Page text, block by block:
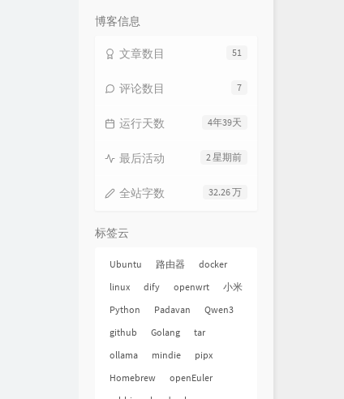
博客信息
51
文章数目
7
评论数目
4年39天
运行天数
2 星期前
最后活动
32.26 万
全站字数
标签云
Ubuntu 路由器
docker
linux
dify openwrt
小米
Python
Padavan
Qwen3
github
Golang
tar
ollama
mindie
pipx
Homebrew
openEuler